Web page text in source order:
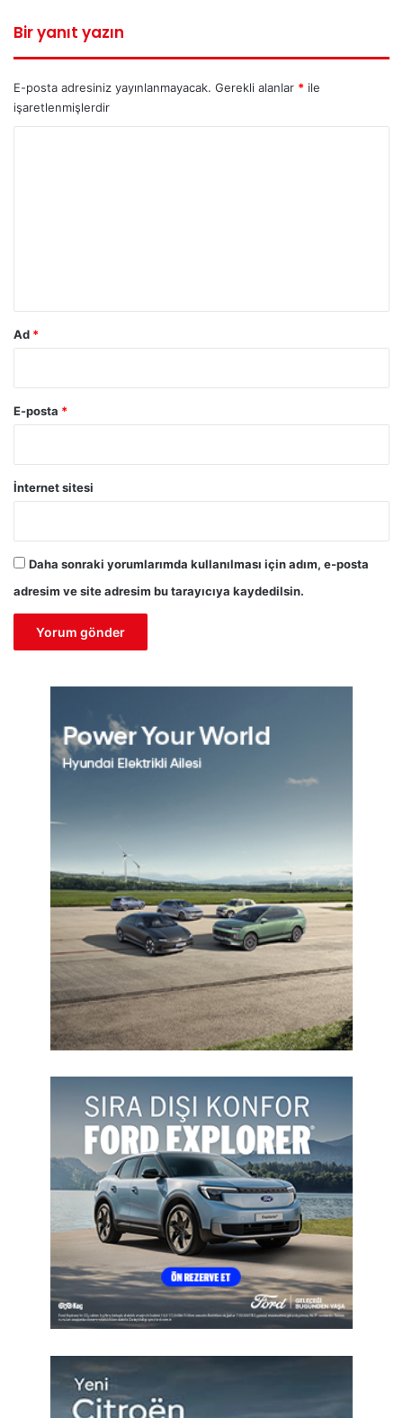
Bir yanıt yazın
E-posta adresiniz yayınlanmayacak. Gerekli alanlar * ile
işaretlenmişlerdir
Ad *
E-posta *
İnternet sitesi
Daha sonraki yorumlarımda kullanılması için adım, e-posta
adresim ve site adresim bu tarayıcıya kaydedilsin.